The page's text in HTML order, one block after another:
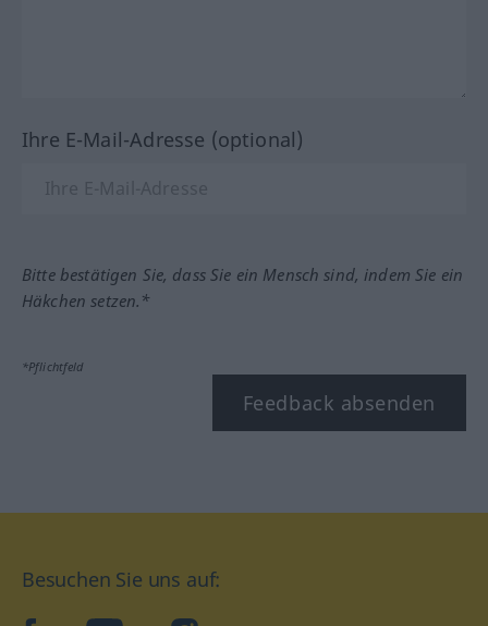
Ihre E-Mail-Adresse (optional)
Bitte bestätigen Sie, dass Sie ein Mensch sind, indem Sie ein
Häkchen setzen.*
*Pflichtfeld
Feedback absenden
Besuchen Sie uns auf: